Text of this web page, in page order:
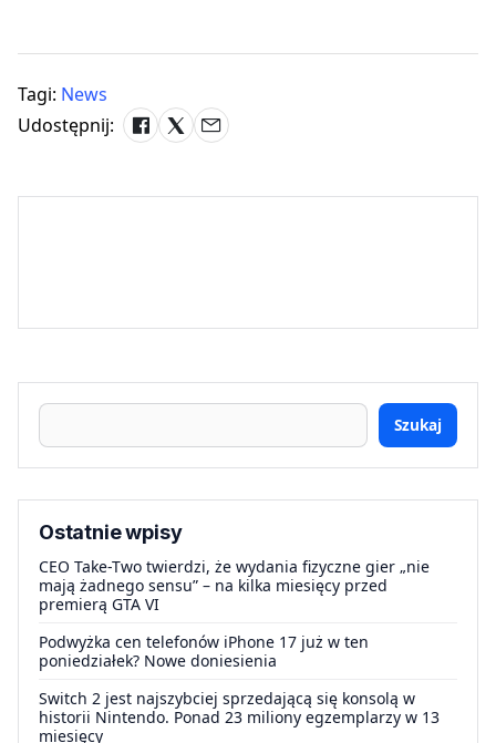
Tagi: News
Udostępnij:
Szukaj
Ostatnie wpisy
CEO Take-Two twierdzi, że wydania fizyczne gier „nie
mają żadnego sensu” – na kilka miesięcy przed
premierą GTA VI
Podwyżka cen telefonów iPhone 17 już w ten
poniedziałek? Nowe doniesienia
Switch 2 jest najszybciej sprzedającą się konsolą w
historii Nintendo. Ponad 23 miliony egzemplarzy w 13
miesięcy